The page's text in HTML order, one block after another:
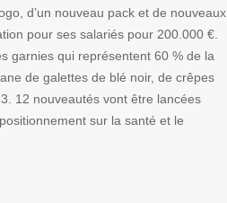
d’un nouveau pack et de nouveaux
pour ses salariés pour 200.000 €.
garnies qui représentent 60 % de la
de galettes de blé noir, de crêpes
12 nouveautés vont être lancées
sur la santé et le